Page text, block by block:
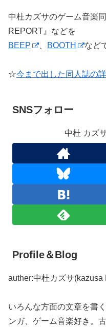
中杜カズサのゲーム音楽
REPORT』などを
BEEP
BOOTH など
☆今まで出した同人誌の
SNSフォロー
中杜 カズ
Profile＆Blog
auther:中杜カズサ(kazusa
いろんな方面の文章を書
ンガ、ゲーム音楽好き。